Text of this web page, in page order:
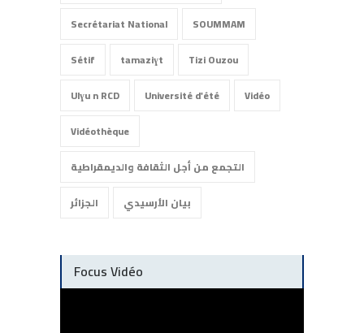
Secrétariat National
SOUMMAM
Sétif
tamaziɣt
Tizi Ouzou
Ulɣu n RCD
Université d'été
Vidéo
Vidéothèque
التجمع من أجل الثقافة والديمقراطية
الجزائر
بيان الأرسيدي
Focus Vidéo